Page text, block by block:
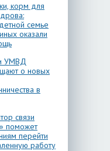
корм для
семье
оказали
УМВД
о новых
в
связи
поможет
перейти
работу